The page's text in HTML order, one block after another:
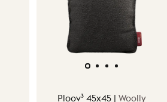
Ploov³ 45x45 | Woolly